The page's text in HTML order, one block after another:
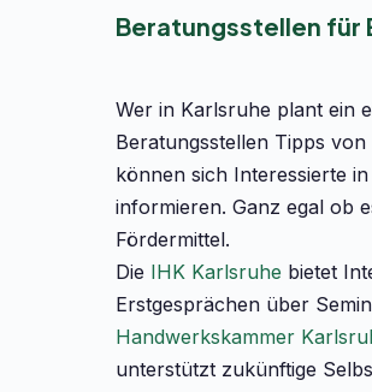
Beratungsstellen für
Wer in Karlsruhe plant ein
Beratungsstellen Tipps
können sich Interessierte
informieren. Ganz egal ob
Fördermittel.
Die IHK Karlsruhe bietet
Erstgesprächen über
Handwerkskammer
unterstützt zukünftige